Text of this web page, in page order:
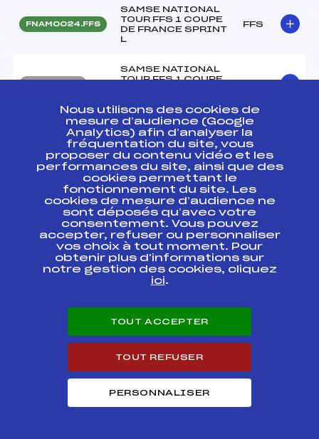
FNAM0024.FFS
SAMSE NATIONAL
TOUR FFS 1 COUPE
DE FRANCE SPRINT
L
FFS
SAMSE NATIONAL
TOUR FFS 1 COUPE
FNAM0022.FFS
SAMSE NATIONAL
TOUR FFS 1 COUPE
DE FRANCE INDIV
CLASSIQUE
FFS
FNAM0442.FFS CHRONO SELECTIF FFS
FMBM0013.FFS
CRITERIUM DE LA
1ere NEIGE
FFS
Circuits Nordique 2019
FOND – TROPHEE DU BEAUFORT SAVOIE
SAMSE NATIONAL TOUR SKI DE FOND
SENIORS HOMMES
Nous utilisons des cookies de
mesure d’audience (Google
Analytics) afin d’analyser la
fréquentation du site, vous
proposer du contenu vidéo et les
performances du site, ainsi que des
cookies permettant le
fonctionnement du site. Les
cookies de mesure d’audience ne
sont déposés qu’avec votre
consentement. Vous pouvez
accepter, refuser ou personnaliser
vos choix à tout moment. Pour
obtenir plus d'informations sur
notre gestion des cookies, cliquez
ici.
TOUT ACCEPTER
TOUT REFUSER
PERSONNALISER